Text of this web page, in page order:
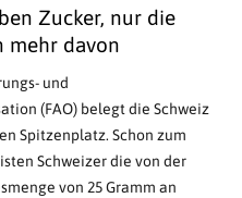
Zucker, nur die
mehr davon
und
(FAO) belegt die Schweiz
Spitzenplatz. Schon zum
Schweizer die von der
von 25 Gramm an